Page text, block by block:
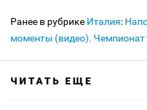
Ранее в рубрике Италия:
моменты (видео).
ЧИТАТЬ ЕЩЕ